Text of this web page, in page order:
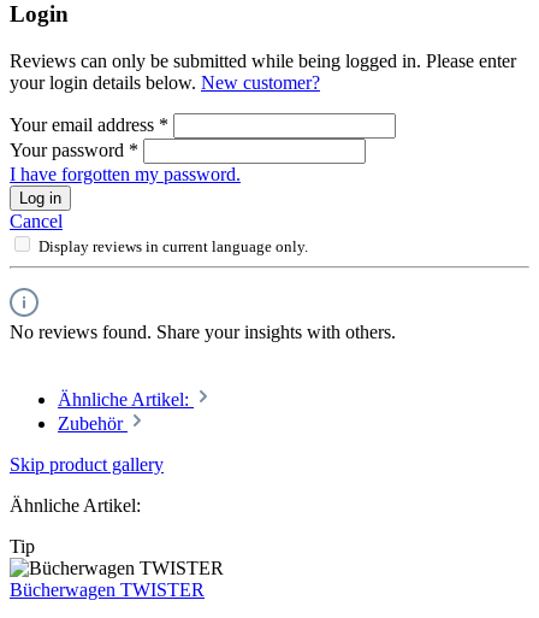
Login
Reviews can only be submitted while being logged in. Please enter
your login details below. New customer?
Your email address *
Your password *
I have forgotten my password.
Log in
Cancel
Display reviews in current language only.
No reviews found. Share your insights with others.
Ähnliche Artikel:
Zubehör
Skip product gallery
Ähnliche Artikel:
Tip
Bücherwagen TWISTER